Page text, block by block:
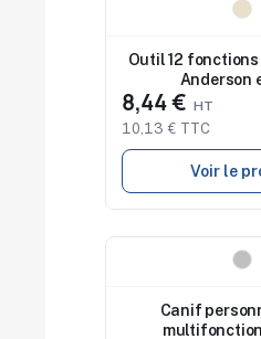
Outil 12
Anderson
8,44 €
10,13 € TTC
Voir le
Canif